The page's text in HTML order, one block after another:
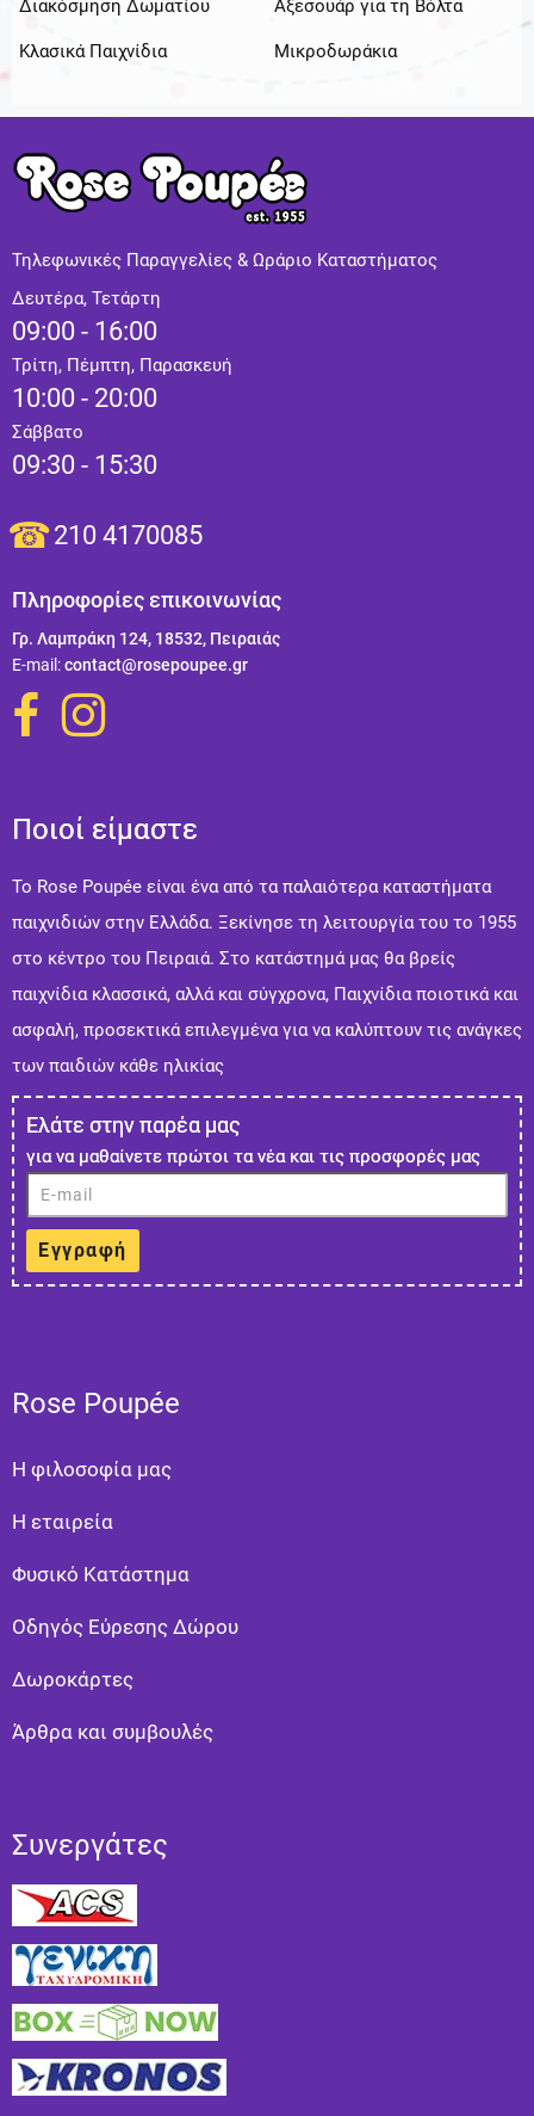
Διακόσμηση Δωματίου Αξεσουάρ για τη Βόλτα
Κλασικά Παιχνίδια Μικροδωράκια
Τηλεφωνικές Παραγγελίες & Ωράριο Καταστήματος
Δευτέρα, Τετάρτη
09:00 - 16:00
Τρίτη, Πέμπτη, Παρασκευή
10:00 - 20:00
Σάββατο
09:30 - 15:30
210 4170085
Πληροφορίες επικοινωνίας
Γρ. Λαμπράκη 124, 18532, Πειραιάς
Ε-mail:contact@rosepoupee.gr
Ποιοί είμαστε
Το Rose Poupée είναι ένα από τα παλαιότερα καταστήματα
παιχνιδιών στην Ελλάδα. Ξεκίνησε τη λειτουργία του το 1955
στο κέντρο του Πειραιά. Στo κατάστημά μας θα βρείς
παιχνίδια κλασσικά, αλλά και σύγχρονα, Παιχνίδια ποιοτικά και
ασφαλή, προσεκτικά επιλεγμένα για να καλύπτουν τις ανάγκες
των παιδιών κάθε ηλικίας
Ελάτε στην παρέα μας
για να μαθαίνετε πρώτοι τα νέα και τις προσφορές μας
Εγγραφή
Rose Poupée
Η φιλοσοφία μας
Η εταιρεία
Φυσικό Κατάστημα
Οδηγός Εύρεσης Δώρου
Δωροκάρτες
Άρθρα και συμβουλές
Συνεργάτες